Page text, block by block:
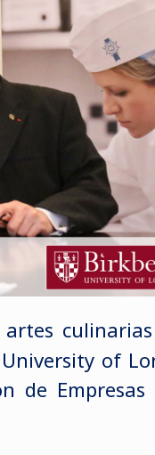
of
de Empresas